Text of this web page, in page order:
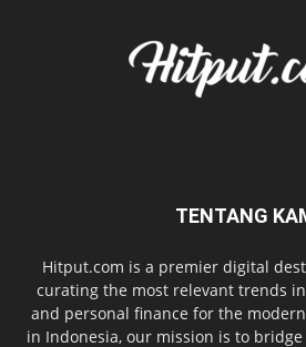
TENTANG
Hitput.com is a premier digital
curating the most relevant trends
and personal finance for the
in Indonesia, our mission is to